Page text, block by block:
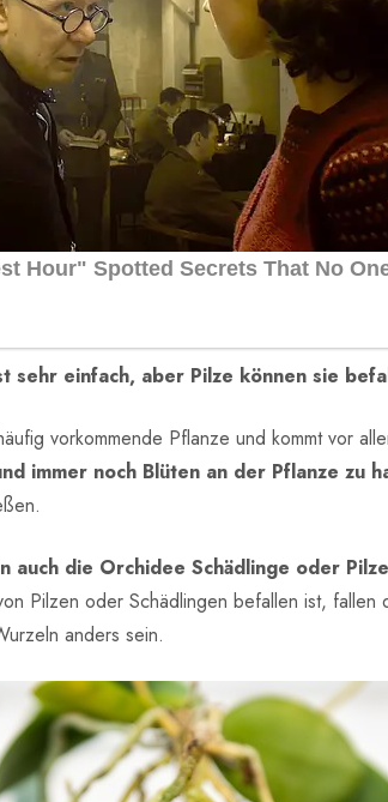
sehr einfach, aber Pilze können sie
vorkommende Pflanze und kommt vor
immer noch Blüten an der Pflanze zu
auch die Orchidee Schädlinge oder
Pilzen oder Schädlingen befallen ist,
anders sein.